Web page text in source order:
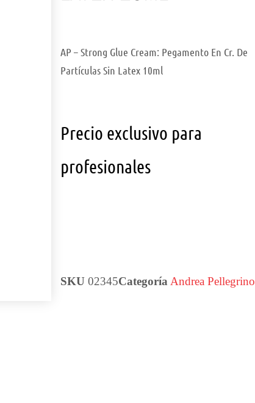
AP – Strong Glue Cream: Pegamento En Cr. De
Partículas Sin Latex 10ml
Precio exclusivo para
profesionales
SKU 02345Categoría Andrea Pellegrino